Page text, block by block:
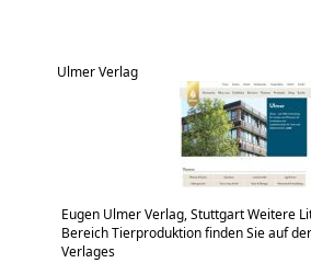
Ulmer Verlag
Eugen Ulmer Verlag, Stuttgart Weitere
Bereich Tierproduktion finden Sie auf
Verlages